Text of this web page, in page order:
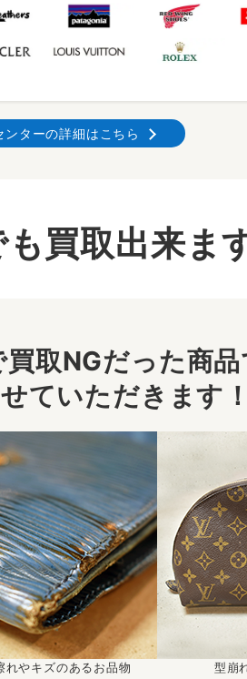
ンターの詳細はこちら
買取出来ま
取NGだった商
ていただきます
れやキズのあるお品物 型崩